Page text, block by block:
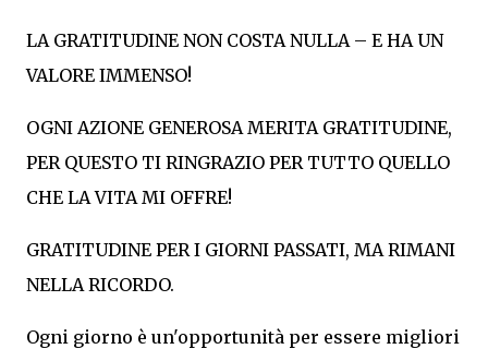
LA GRATITUDINE NON COSTA NULLA – E HA UN
VALORE IMMENSO!
OGNI AZIONE GENEROSA MERITA GRATITUDINE,
PER QUESTO TI RINGRAZIO PER TUTTO QUELLO
CHE LA VITA MI OFFRE!
GRATITUDINE PER I GIORNI PASSATI, MA RIMANI
NELLA RICORDO.
Ogni giorno è un'opportunità per essere migliori